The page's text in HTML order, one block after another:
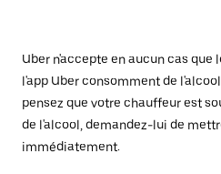
Uber n'accepte en aucun cas
l'app Uber consomment de
pensez que votre chauffeur est
de l'alcool, demandez-lui de
immédiatement.